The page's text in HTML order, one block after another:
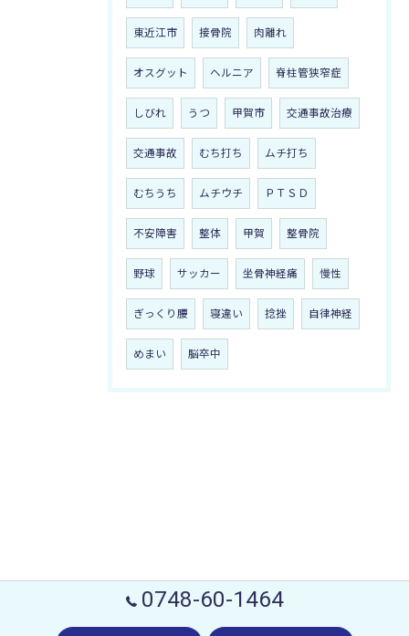
東近江市 接骨院 肉離れ
オスグット ヘルニア 脊柱管狭窄症
しびれ うつ 甲賀市 交通事故治療
交通事故 むち打ち ムチ打ち
むちうち ムチウチ ＰＴＳＤ
不安障害 整体 甲賀 整骨院
野球 サッカー 坐骨神経痛 慢性
ぎっくり腰 寝違い 捻挫 自律神経
めまい 脳卒中
0748-60-1464